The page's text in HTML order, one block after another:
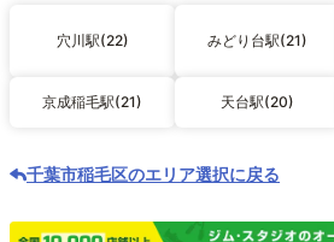
穴川駅(22) みどり台駅(21)
京成稲毛駅(21) 天台駅(20)
千葉市稲毛区のエリア選択に戻る